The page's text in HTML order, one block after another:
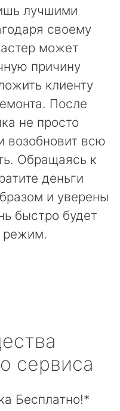
лучшими
своему
может
причину
клиенту
После
не просто
возобновит всю
Обращаясь к
деньги
и уверены
быстро будет
режим.
сервиса
Бесплатно!*